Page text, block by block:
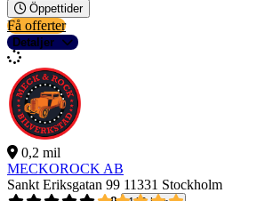
Öppettider
Få offerter
Detaljer
0,2 mil
MECKOROCK AB
Sankt Eriksgatan 99 11331 Stockholm